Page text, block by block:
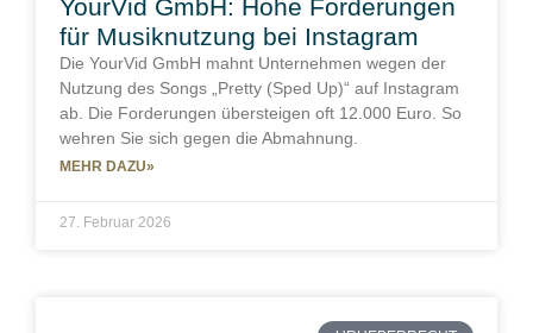
YourVid GmbH: Hohe Forderungen
für Musiknutzung bei Instagram
Die YourVid GmbH mahnt Unternehmen wegen der
Nutzung des Songs „Pretty (Sped Up)“ auf Instagram
ab. Die Forderungen übersteigen oft 12.000 Euro. So
wehren Sie sich gegen die Abmahnung.
MEHR DAZU»
27. Februar 2026